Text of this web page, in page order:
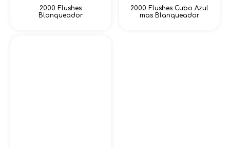
2000 Flushes
Blanqueador
2000 Flushes Cubo Azul
mas Blanqueador